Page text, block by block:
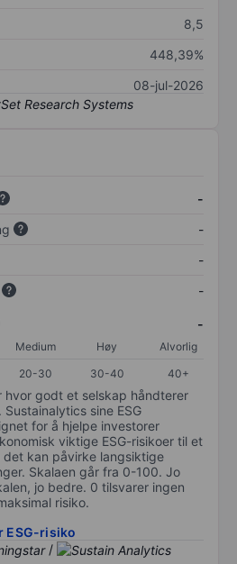
8,5
448,39%
08-jul-2026
-
-
-
-
-
Medium Høy
Alvorlig
20-30 30-40 40+
hvor godt et selskap håndterer
Sustainalytics sine ESG
for å hjelpe investorer
viktige ESG-risikoer til et
det kan påvirke langsiktige
Skalaen går fra 0-100. Jo
jo bedre. 0 tilsvarer ingen
risiko.
ESG-risiko
/